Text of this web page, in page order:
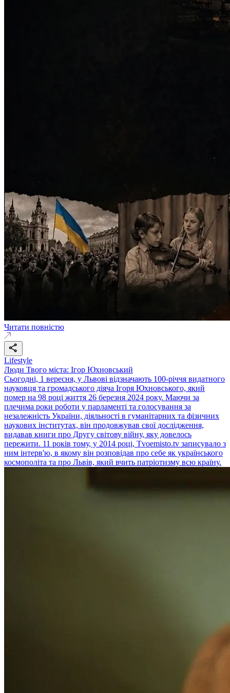
Читати повністю
Lifestyle
Люди Твого міста: Ігор Юхновський
Сьогодні, 1 вересня, у Львові відзначають 100-річчя видатного
науковця та громадського діяча Ігоря Юхновського, який
помер на 98 році життя 26 березня 2024 року. Маючи за
плечима роки роботи у парламенті та голосування за
незалежність України, діяльності в гуманітарних та фізичних
наукових інститутах, він продовжував свої дослідження,
видавав книги про Другу світову війну, яку довелось
пережити. 11 років тому, у 2014 році, Tvoemisto.tv записувало з
ним інтерв'ю, в якому він розповідав про себе як українського
космополіта та про Львів, який вчить патріотизму всю країну.